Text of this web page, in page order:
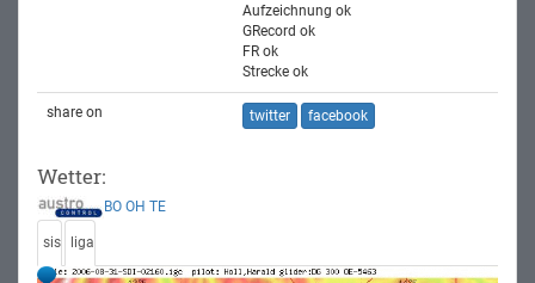
Aufzeichnung ok
GRecord ok
FR ok
Strecke ok
share on twitter facebook
Wetter:
BO OH TE
sis liga